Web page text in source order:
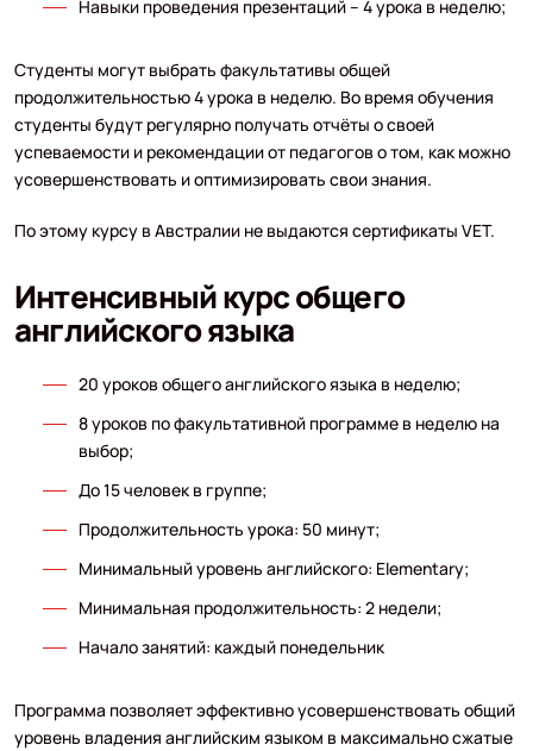
Навыки проведения презентаций – 4 урока в неделю;
Студенты могут выбрать факультативы общей
продолжительностью 4 урока в неделю. Во время обучения
студенты будут регулярно получать отчёты о своей
успеваемости и рекомендации от педагогов о том, как можно
усовершенствовать и оптимизировать свои знания.
По этому курсу в Австралии не выдаются сертификаты VET.
Интенсивный курс общего
английского языка
20 уроков общего английского языка в неделю;
8 уроков по факультативной программе в неделю на
выбор;
До 15 человек в группе;
Продолжительность урока: 50 минут;
Минимальный уровень английского: Elementary;
Минимальная продолжительность: 2 недели;
Начало занятий: каждый понедельник
Программа позволяет эффективно усовершенствовать общий
уровень владения английским языком в максимально сжатые